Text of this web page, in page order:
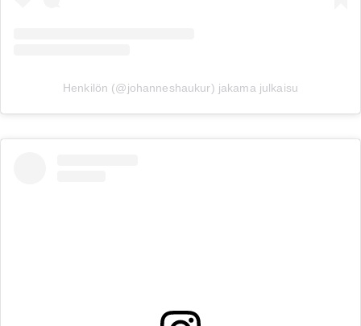
Henkilön (@johanneshaukur) jakama julkaisu